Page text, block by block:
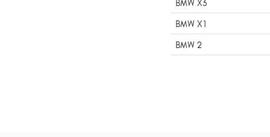
BMW X3
BMW X1
BMW 2